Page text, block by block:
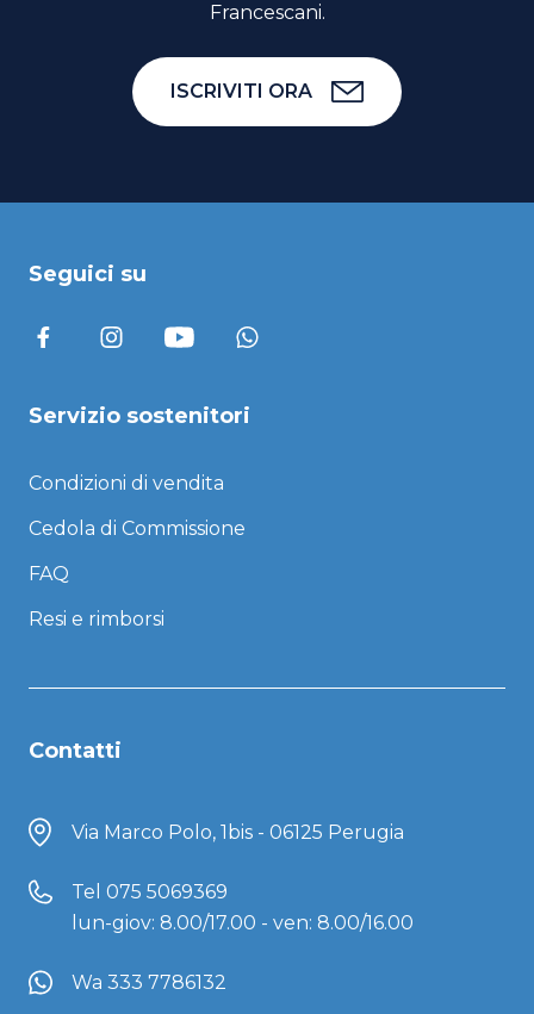
Francescani.
ISCRIVITI ORA
Seguici su
Servizio sostenitori
Condizioni di vendita
Cedola di Commissione
FAQ
Resi e rimborsi
Contatti
Via Marco Polo, 1bis - 06125 Perugia
Tel 075 5069369
lun-giov: 8.00/17.00 - ven: 8.00/16.00
Wa 333 7786132